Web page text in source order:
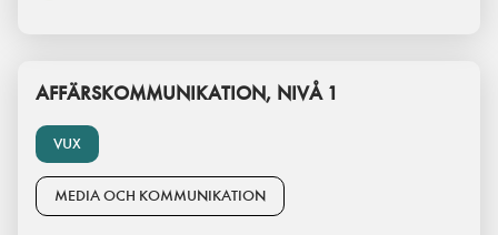
VUX
AFFÄRSKOMMUNIKATION, NIVÅ 1
MEDIA OCH KOMMUNIKATION